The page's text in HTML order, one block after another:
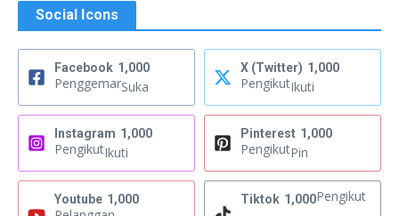
Social Icons
Facebook 1,000
PenggemarSuka
X (Twitter) 1,000
PengikutIkuti
Instagram 1,000
PengikutIkuti
Pinterest 1,000
PengikutPin
Youtube 1,000 Tiktok 1,000Pengikut